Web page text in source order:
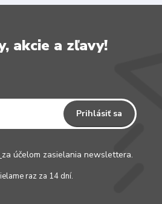
akcie a zľavy!
Prihlásiť sa
za účelom zasielania newslettera.
raz za 14 dní.